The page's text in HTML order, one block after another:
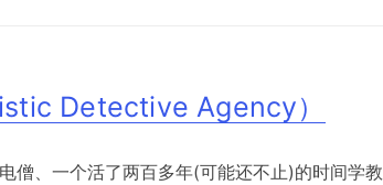
Detective Agency）
僧、一个活了两百多年(可能还不止)的时间学教